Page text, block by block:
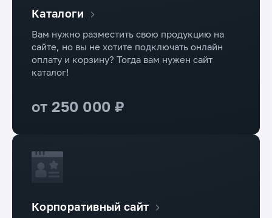
Каталоги
Вам нужно разместить свою продукцию на
сайте, но вы не хотите подключать онлайн
оплату и корзину? Тогда вам нужен сайт
каталог!
от 250 000 ₽
Корпоративный сайт